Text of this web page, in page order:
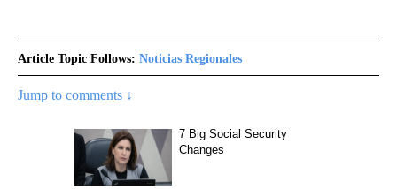
Article Topic Follows: Noticias Regionales
Jump to comments ↓